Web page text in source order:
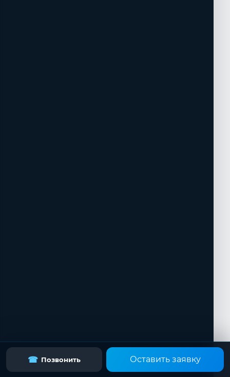
☎ Позвонить Оставить заявку